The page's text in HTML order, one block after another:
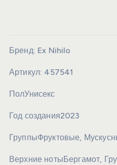
Бренд: Ex Nihilo
Артикул: 457541
ПолУнисекс
Год создания2023
ГруппыФруктовые,
Верхние ноты Бергамот,